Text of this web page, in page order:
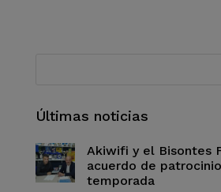
Últimas noticias
Akiwifi y el Bisontes
acuerdo de
temporada